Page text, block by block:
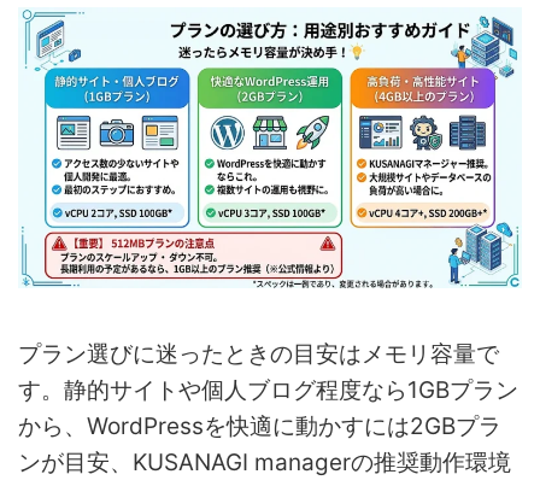
プラン選びに迷ったときの目安はメモリ容量で
す。静的サイトや個人ブログ程度なら1GBプラン
から、WordPressを快適に動かすには2GBプラ
ンが目安、KUSANAGI managerの推奨動作環境